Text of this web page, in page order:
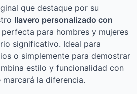
que destaque por su
llavero personalizado con
para hombres y mujeres
significativo. Ideal para
o simplemente para demostrar
estilo y funcionalidad con
la diferencia.